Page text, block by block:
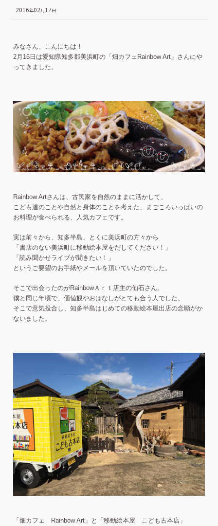
2016年02月17日
みなさん、こんにちは！
2月16日は愛知県知多郡美浜町の「畑カフェRainbow Art」さんにや
ってきました。
Rainbow Artさんは、古民家を自然のままに活かして、
こども達のことや自然と身体のことを考えた、まごころいっぱいの
お料理が食べられる、人気カフェです。
実は前々から、知多半島、とくに美浜町の方々から
「書店のない美浜町に移動絵本屋をだしてください！」
「読み聞かせライブが聞きたい！」
というご要望のお手紙やメールを頂いていたのでした。
そこで出会ったのがRainbowＡｒｔ店主の仙石さん。
僕と同じ年頃で、価値観やおはなしがとても合う人でした。
そこで意気投合し、知多半島はじめての移動絵本屋出店の念願がか
ないました。
「畑カフェ Rainbow Art」と「移動絵本屋 こども古本店」